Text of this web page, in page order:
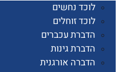
לוכד נחשים
לוכד זוחלים
הדברת עכברים
הדברת גינות
הדברה אורגנית